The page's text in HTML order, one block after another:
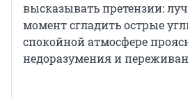
высказывать претензии:
момент сгладить острые
спокойной атмосфере
недоразумения и